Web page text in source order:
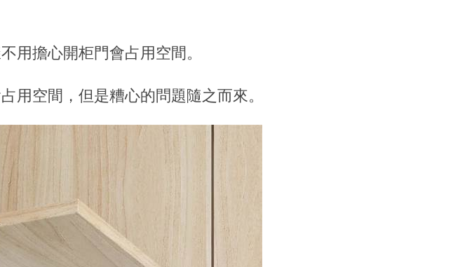
用擔心開柜門會占用空間。
用空間，但是糟心的問題隨之而來。